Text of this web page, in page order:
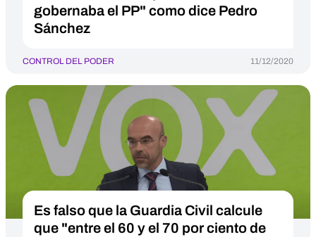
gobernaba el PP" como dice Pedro
Sánchez
CONTROL DEL PODER 11/12/2020
Es falso que la Guardia Civil calcule
que "entre el 60 y el 70 por ciento de